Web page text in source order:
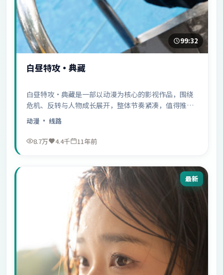
99:32
白昼特攻·典藏
白昼特攻·典藏是一部以动漫为核心的影视作品，围绕
危机、反转与人物成长展开，整体节奏紧凑，值得推荐
观看。
动漫 · 线路
8.7万 4.4千 11年前
最新